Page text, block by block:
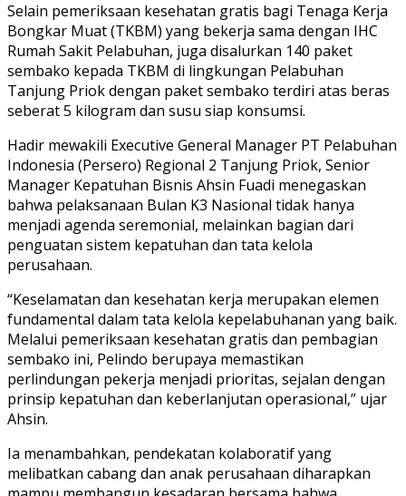
Selain pemeriksaan kesehatan gratis bagi Tenaga Kerja
Bongkar Muat (TKBM) yang bekerja sama dengan IHC
Rumah Sakit Pelabuhan, juga disalurkan 140 paket
sembako kepada TKBM di lingkungan Pelabuhan
Tanjung Priok dengan paket sembako terdiri atas beras
seberat 5 kilogram dan susu siap konsumsi.
Hadir mewakili Executive General Manager PT Pelabuhan
Indonesia (Persero) Regional 2 Tanjung Priok, Senior
Manager Kepatuhan Bisnis Ahsin Fuadi menegaskan
bahwa pelaksanaan Bulan K3 Nasional tidak hanya
menjadi agenda seremonial, melainkan bagian dari
penguatan sistem kepatuhan dan tata kelola
perusahaan.
“Keselamatan dan kesehatan kerja merupakan elemen
fundamental dalam tata kelola kepelabuhanan yang baik.
Melalui pemeriksaan kesehatan gratis dan pembagian
sembako ini, Pelindo berupaya memastikan
perlindungan pekerja menjadi prioritas, sejalan dengan
prinsip kepatuhan dan keberlanjutan operasional,” ujar
Ahsin.
Ia menambahkan, pendekatan kolaboratif yang
melibatkan cabang dan anak perusahaan diharapkan